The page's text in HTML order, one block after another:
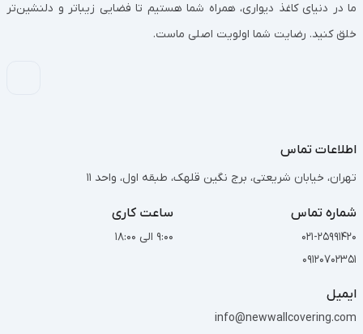
ما در دنیای کاغذ دیواری، همراه شما هستیم تا فضایی زیباتر و دلنشین‌تر
خلق کنید. رضایت شما اولویت اصلی ماست.
اطلاعات تماس
تهران، خیابان شریعتی، برج نگین قلهک، طبقه اول، واحد 11
شماره تماس
021-25991420
09120702351
ساعت کاری
9:00 الی 18:00
ایمیل
info@newwallcovering.com